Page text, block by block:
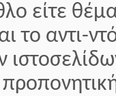
είτε
το αντι-